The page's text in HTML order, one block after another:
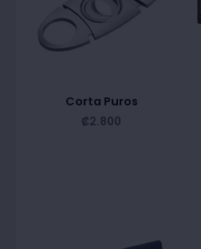
Corta Puros
₡2.800